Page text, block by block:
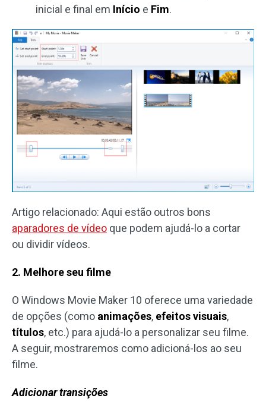
inicial e final em Início e Fim.
Artigo relacionado: Aqui estão outros bons
aparadores de vídeo que podem ajudá-lo a cortar
ou dividir vídeos.
2. Melhore seu filme
O Windows Movie Maker 10 oferece uma variedade
de opções (como animações, efeitos visuais,
títulos, etc.) para ajudá-lo a personalizar seu filme.
A seguir, mostraremos como adicioná-los ao seu
filme.
Adicionar transições